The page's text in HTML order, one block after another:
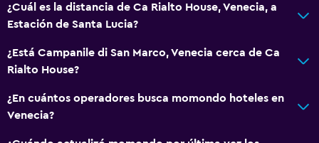
¿Cuál es la distancia de Ca Rialto House, Venecia, a
Estación de Santa Lucia?
¿Está Campanile di San Marco, Venecia cerca de Ca
Rialto House?
¿En cuántos operadores busca momondo hoteles en
Venecia?